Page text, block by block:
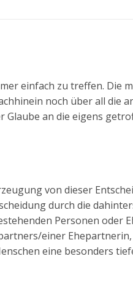
einfach zu treffen. Die
noch über all die
an die eigens
von dieser
durch die
Personen oder
einer
eine besonders